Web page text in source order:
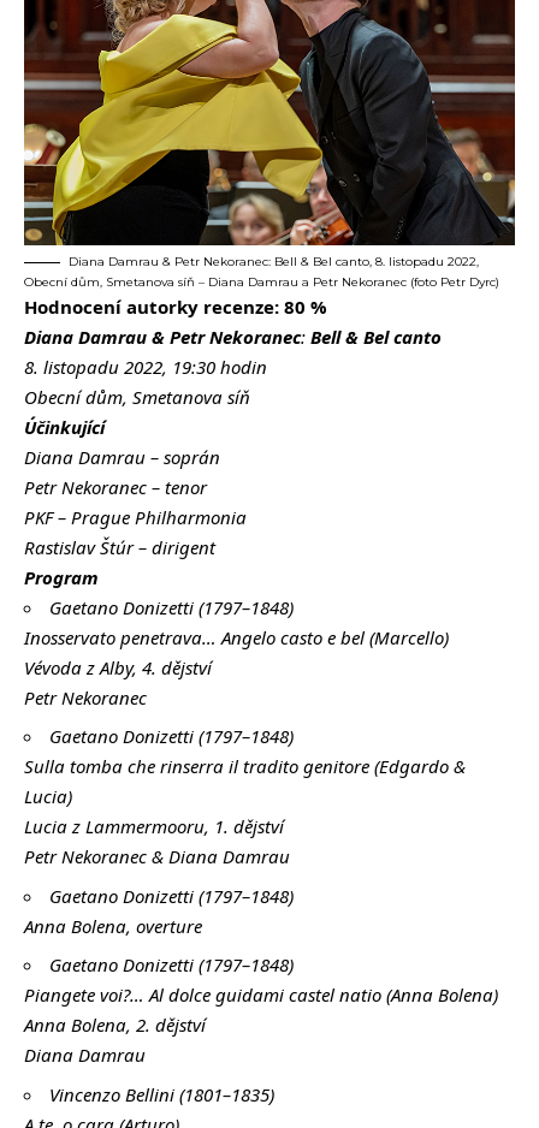
Diana Damrau & Petr Nekoranec: Bell & Bel canto, 8. listopadu 2022,
Obecní dům, Smetanova síň – Diana Damrau a Petr Nekoranec (foto Petr Dyrc)
Hodnocení autorky recenze: 80 %
Diana Damrau & Petr Nekoranec: Bell& Bel canto
8. listopadu 2022, 19:30 hodin
Obecní dům, Smetanova síň
Účinkující
Diana Damrau – soprán
Petr Nekoranec – tenor
PKF – Prague Philharmonia
Rastislav Štúr – dirigent
Program
Gaetano Donizetti (1797–1848)
Inosservato penetrava… Angelo casto e bel (Marcello)
Vévoda z Alby, 4. dějství
Petr Nekoranec
Gaetano Donizetti (1797–1848)
Sulla tomba che rinserra il tradito genitore (Edgardo &
Lucia)
Lucia z Lammermooru, 1. dějství
Petr Nekoranec & Diana Damrau
Gaetano Donizetti (1797–1848)
Anna Bolena, overture
Gaetano Donizetti (1797–1848)
Piangete voi?… Al dolce guidami castel natio (Anna Bolena)
Anna Bolena, 2. dějství
Diana Damrau
Vincenzo Bellini (1801–1835)